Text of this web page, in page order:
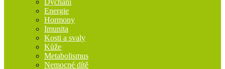
Dýchání
Energie
Hormony
Imunita
Kosti a svaly
Kůže
Metabolismus
Nemocné dítě